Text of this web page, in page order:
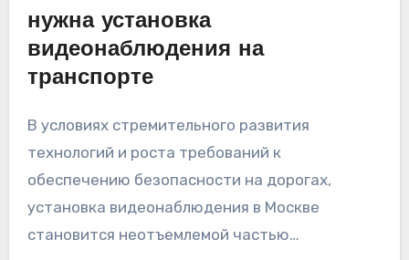
нужна установка
видеонаблюдения на
транспорте
В условиях стремительного развития
технологий и роста требований к
обеспечению безопасности на дорогах,
установка видеонаблюдения в Москве
становится неотъемлемой частью…